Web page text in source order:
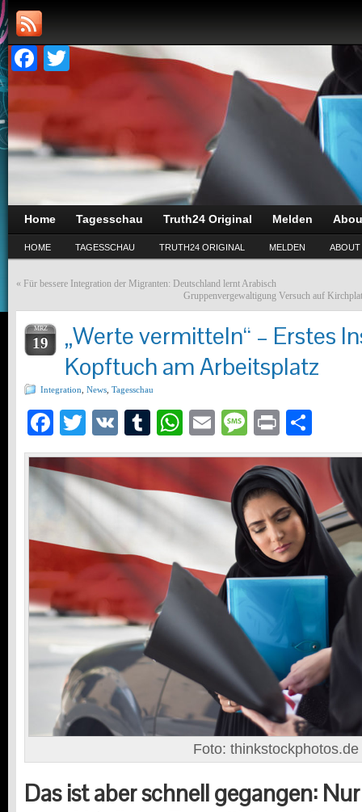
Facebook
Twitter
Home Tagesschau Truth24 Original Melden
HOME TAGESSCHAU TRUTH24 ORIGINAL MELDEN ABOUT
« Für bessere Integration der Migranten: Deutschland lernt Arabisch
Gruppenvergewaltigung Versuch auf
MRZ
19
„Werte vermitteln“ – Erstes
Kopftuch am Arbeitsplatz
Integration News Tagesschau
Facebook
Twitter
VK Tumblr
WhatsApp
EmailMessage
Print
Foto: thinkstockphotos.de
Das ist aber schnell gegangen: